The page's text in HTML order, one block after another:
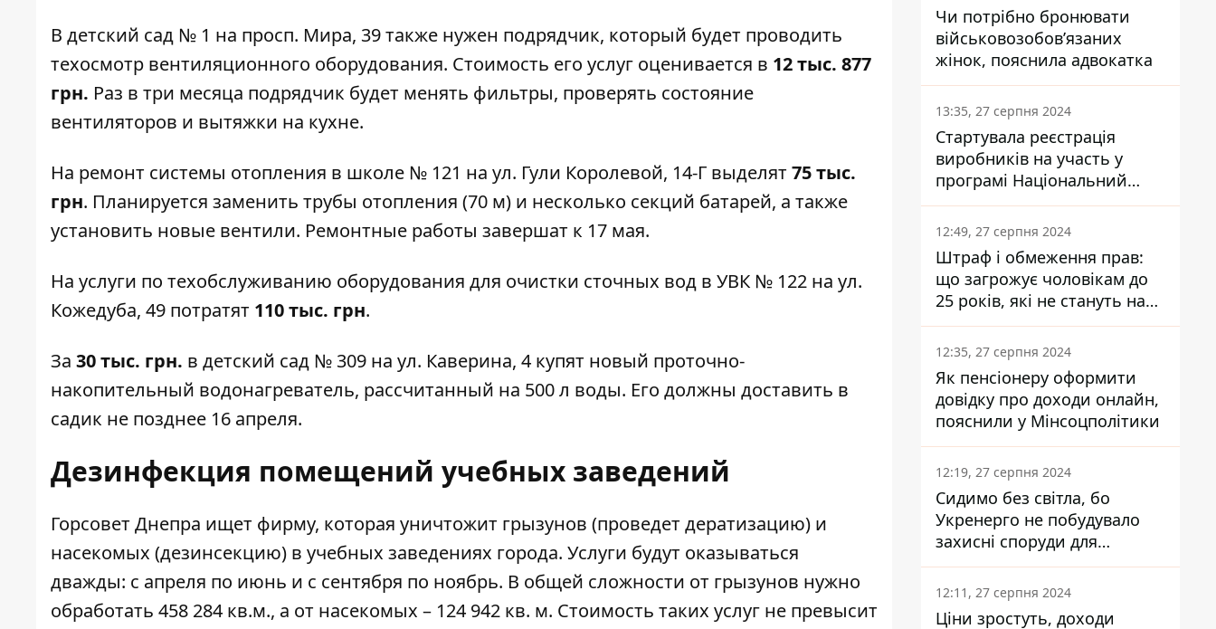
В детский сад № 1 на просп. Мира, 39 также нужен подрядчик, который будет проводить
техосмотр вентиляционного оборудования. Стоимость его услуг оценивается в 12 тыс. 877
грн. Раз в три месяца подрядчик будет менять фильтры, проверять состояние
вентиляторов и вытяжки на кухне.
На ремонт системы отопления в школе № 121 на ул. Гули Королевой, 14-Г выделят 75 тыс.
грн. Планируется заменить трубы отопления (70 м) и несколько секций батарей, а также
установить новые вентили. Ремонтные работы завершат к 17 мая.
На услуги по техобслуживанию оборудования для очистки сточных вод в УВК № 122 на ул.
Кожедуба, 49 потратят 110 тыс. грн.
За 30 тыс. грн. в детский сад № 309 на ул. Каверина, 4 купят новый проточно-
накопительный водонагреватель, рассчитанный на 500 л воды. Его должны доставить в
садик не позднее 16 апреля.
Дезинфекция помещений учебных заведений
Горсовет Днепра ищет фирму, которая уничтожит грызунов (проведет дератизацию) и
насекомых (дезинсекцию) в учебных заведениях города. Услуги будут оказываться
дважды: с апреля по июнь и с сентября по ноябрь. В общей сложности от грызунов нужно
обработать 458 284 кв.м., а от насекомых – 124 942 кв. м. Стоимость таких услуг не превысит
Чи потрібно бронювати
військовозобов’язаних
жінок, пояснила адвокатка
13:35, 27 серпня 2024
Стартувала реєстрація
виробників на участь у
програмі Національний
кешбек: як це зробити
через портал Дія
12:49, 27 серпня 2024
Штраф і обмеження прав:
що загрожує чоловікам до
25 років, які не стануть на
військовий облік
12:35, 27 серпня 2024
Як пенсіонеру оформити
довідку про доходи онлайн,
пояснили у Мінсоцполітики
12:19, 27 серпня 2024
Сидимо без світла, бо
Укренерго не побудувало
захисні споруди для
енергетики - нардеп
Кучеренко
12:11, 27 серпня 2024
Ціни зростуть, доходи